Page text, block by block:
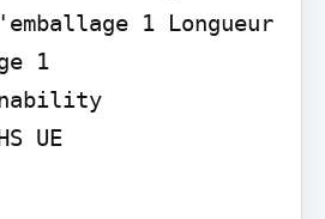
1 Longueur
1
UE